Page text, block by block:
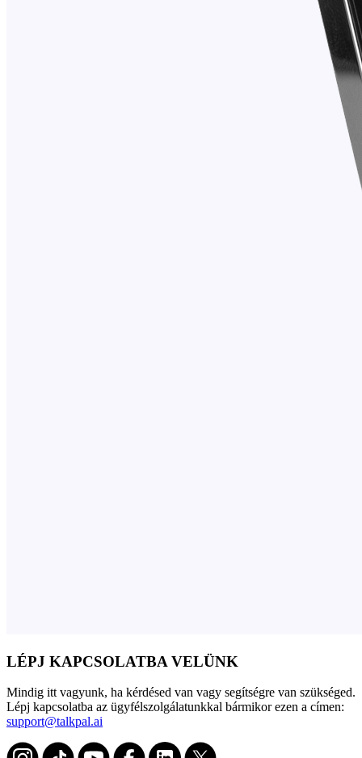
LÉPJ KAPCSOLATBA VELÜNK
Mindig itt vagyunk, ha kérdésed van vagy segítségre van szükséged.
Lépj kapcsolatba az ügyfélszolgálatunkkal bármikor ezen a címen:
support@talkpal.ai